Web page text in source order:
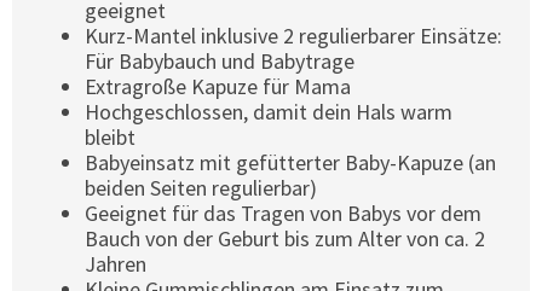
geeignet
Kurz-Mantel inklusive 2 regulierbarer Einsätze:
Für Babybauch und Babytrage
Extragroße Kapuze für Mama
Hochgeschlossen, damit dein Hals warm
bleibt
Babyeinsatz mit gefütterter Baby-Kapuze (an
beiden Seiten regulierbar)
Geeignet für das Tragen von Babys vor dem
Bauch von der Geburt bis zum Alter von ca. 2
Jahren